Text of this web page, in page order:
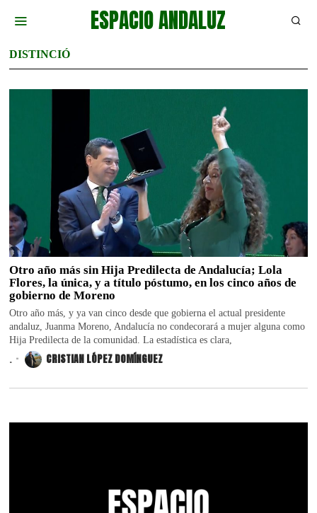
ESPACIO ANDALUZ
DISTINCIÓ
Otro año más sin Hija Predilecta de Andalucía; Lola
Flores, la única, y a título póstumo, en los cinco años de
gobierno de Moreno
Otro año más, y ya van cinco desde que gobierna el actual presidente
andaluz, Juanma Moreno, Andalucía no condecorará a mujer alguna como
Hija Predilecta de la comunidad. La estadística es clara,
. CRISTIAN LÓPEZ DOMÍNGUEZ